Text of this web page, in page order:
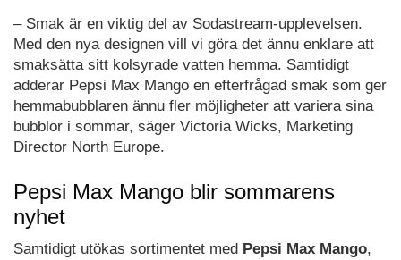
– Smak är en viktig del av Sodastream-upplevelsen.
Med den nya designen vill vi göra det ännu enklare att
smaksätta sitt kolsyrade vatten hemma. Samtidigt
adderar Pepsi Max Mango en efterfrågad smak som ger
hemmabubblaren ännu fler möjligheter att variera sina
bubblor i sommar, säger Victoria Wicks, Marketing
Director North Europe.
Pepsi Max Mango blir sommarens
nyhet
Samtidigt utökas sortimentet med Pepsi Max Mango,